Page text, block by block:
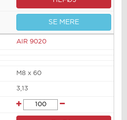
SE MERE
AIR 9020
M8 x 60
3,13